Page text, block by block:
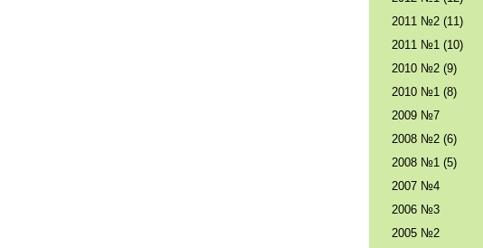
2011 №2 (11)
2011 №1 (10)
2010 №2 (9)
2010 №1 (8)
2009 №7
2008 №2 (6)
2008 №1 (5)
2007 №4
2006 №3
2005 №2